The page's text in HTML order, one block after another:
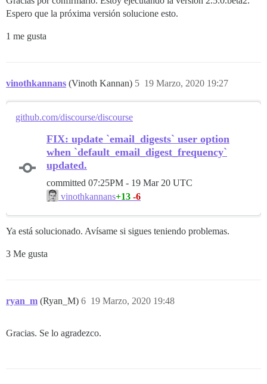
Espero que la próxima versión solucione esto.
1 me gusta
vinothkannans (Vinoth Kannan) 19 Marzo, 2020 19:27
5
github.com/discourse/discourse
FIX: update `email_digests` user option
when `default_email_digest_frequency`
updated.
committed 07:25PM - 19 Mar 20 UTC
vinothkannans+13 -6
Ya está solucionado. Avísame si sigues teniendo problemas.
3 Me gusta
ryan_m (Ryan_M) 19 Marzo, 2020 19:48
6
Gracias. Se lo agradezco.